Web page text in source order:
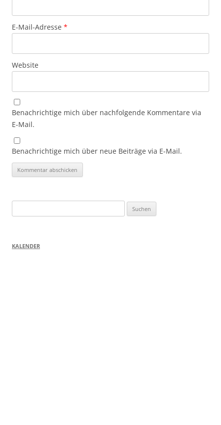
E-Mail-Adresse *
Website
Benachrichtige mich über nachfolgende Kommentare via
E-Mail.
Benachrichtige mich über neue Beiträge via E-Mail.
nach:
KALENDER